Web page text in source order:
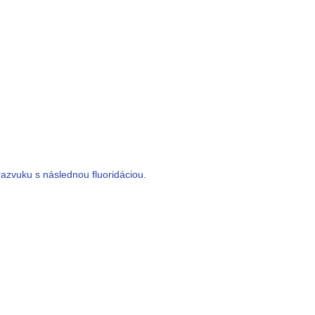
s následnou fluoridáciou.